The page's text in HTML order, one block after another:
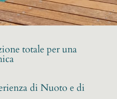
totale per una
di Nuoto e di